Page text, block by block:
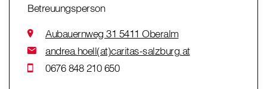
Betreuungsperson
Aubauernweg 31 5411 Oberalm
andrea.hoell(at)caritas-salzburg.at
0676 848 210 650